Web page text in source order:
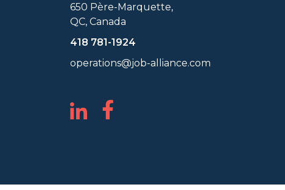
650 Père-Marquette,
QC, Canada
418 781-1924
operations@job-alliance.com